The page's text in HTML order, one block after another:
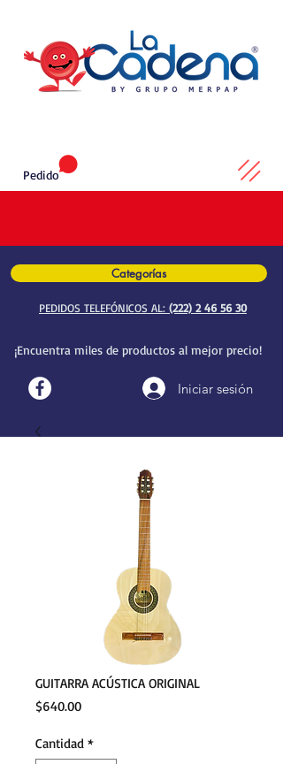
Categorías
PEDIDOS TELEFÓNICOS AL: (222) 2 46 56 30
¡Encuentra miles de productos al mejor precio!
Iniciar sesión
Pedido
GUITARRA ACÚSTICA ORIGINAL
$640.00Precio
Cantidad *